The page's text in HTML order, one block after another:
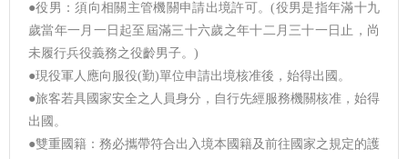
●役男：須向相關主管機關申請出境許可。(役男是指年滿十九
歲當年一月一日起至屆滿三十六歲之年十二月三十一日止，尚
未履行兵役義務之役齡男子。)
●現役軍人應向服役(勤)單位申請出境核准後，始得出國。
●旅客若具國家安全之人員身分，自行先經服務機關核准，始得
出國。
●雙重國籍：務必攜帶符合出入境本國籍及前往國家之規定的護